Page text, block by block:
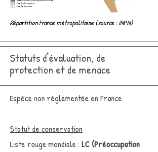
Répartition France métropolitaine (source : INPN)
Statuts d'évaluation, de
protection et de menace
Espèce non réglementée en France
Statut de conservation
Liste rouge mondiale : LC (Préoccupation